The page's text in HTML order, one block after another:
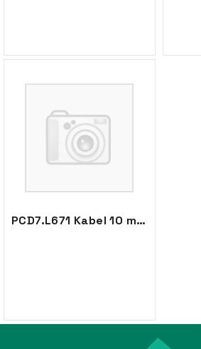
PCD7.L671 Kabel 10 m. analog rom.contr.